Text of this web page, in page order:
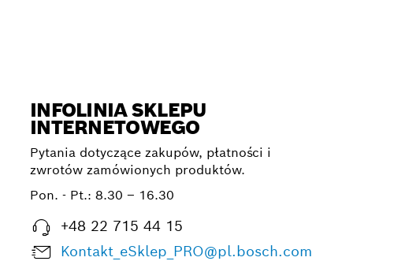
INFOLINIA SKLEPU
INTERNETOWEGO
Pytania dotyczące zakupów, płatności i
zwrotów zamówionych produktów.
Pon. - Pt.: 8.30 – 16.30
+48 22 715 44 15
Kontakt_eSklep_PRO@pl.bosch.com